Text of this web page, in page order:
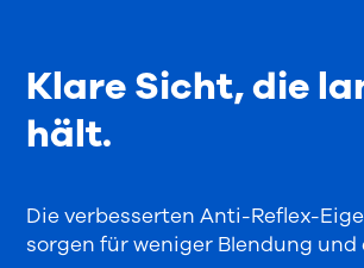
Klare Sicht, die
hält.
Die verbesserten Anti-Reflex-
sorgen für weniger Blendung